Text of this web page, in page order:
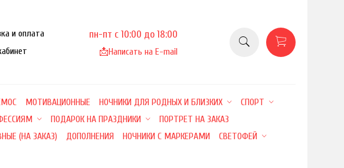
и оплата
пн-пт с 10:00 до 18:00
📩Написать на E-mail
МОТИВАЦИОННЫЕ НОЧНИКИ ДЛЯ РОДНЫХ И БЛИЗКИХ
СПОРТ
ПОДАРОК НА ПРАЗДНИКИ
ПОРТРЕТ НА ЗАКАЗ
(НА ЗАКАЗ) ДОПОЛНЕНИЯ НОЧНИКИ С МАРКЕРАМИ
СВЕТОФЕЙ